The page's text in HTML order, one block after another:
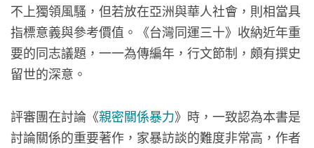
不上獨領風騷，但若放在亞洲與華人社會，則相當具
指標意義與參考價值。《台灣同運三十》收納近年重
要的同志議題，一一為傳編年，行文節制，頗有撰史
留世的深意。
評審團在討論《親密關係暴力》時，一致認為本書是
討論關係的重要著作，家暴訪談的難度非常高，作者